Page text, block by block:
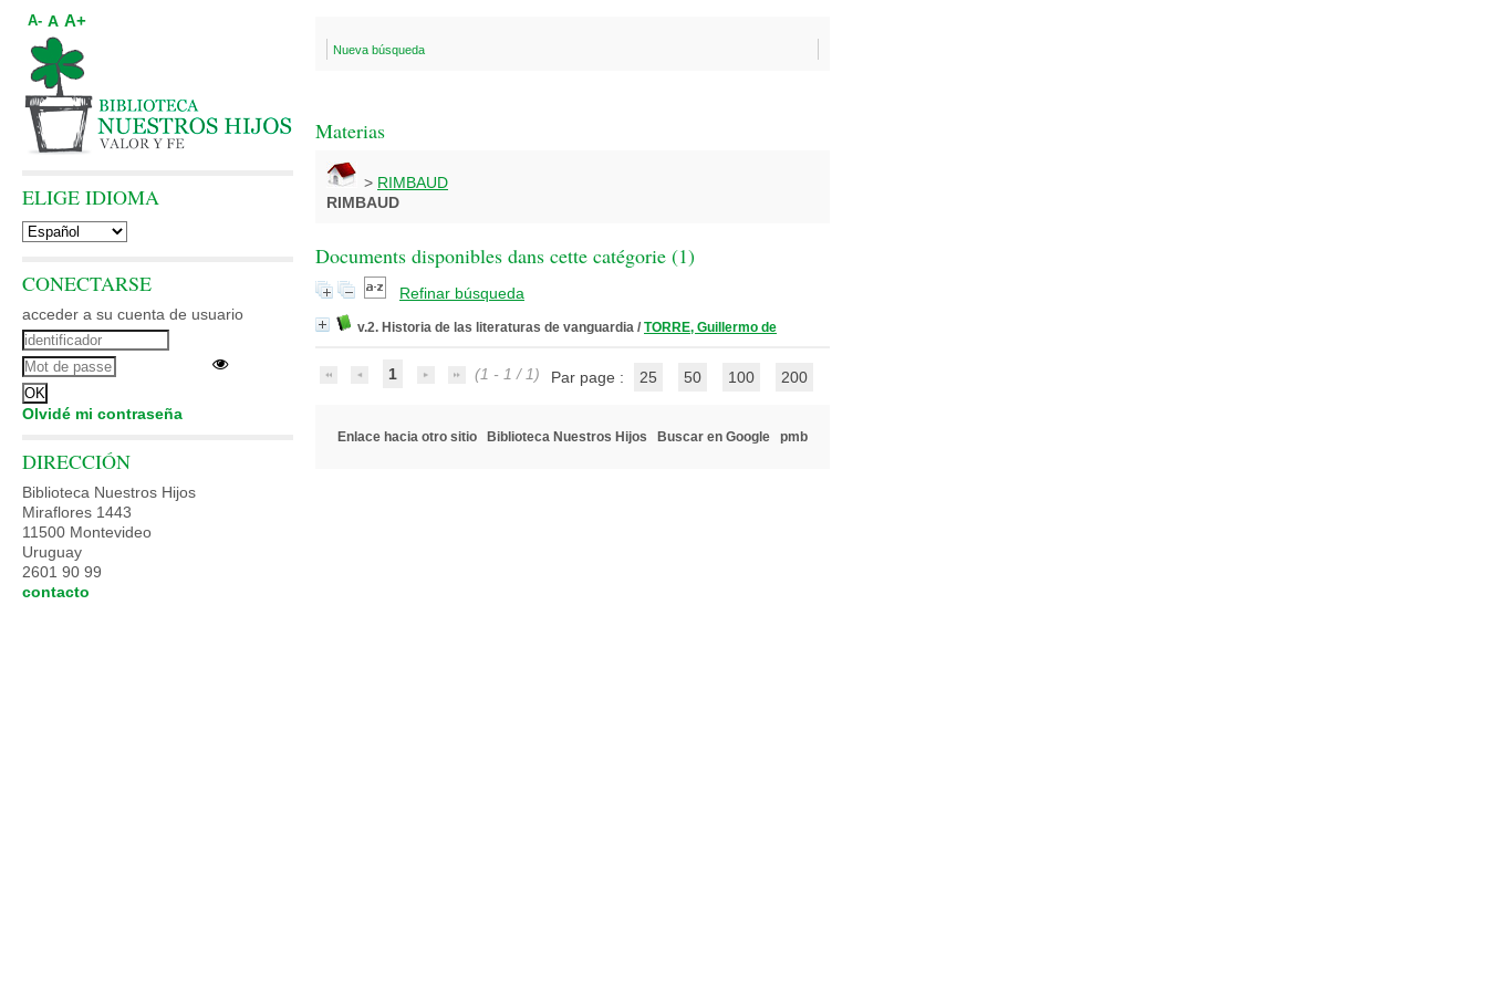
Nueva búsqueda
Materias
> RIMBAUD
RIMBAUD
Documents disponibles dans cette catégorie (1)
Refinar búsqueda
v.2. Historia de las literaturas de vanguardia / TORRE, Guillermo de
1 (1 - 1 / 1) Par page : 25 50 100 200
Enlace hacia otro sitio Biblioteca Nuestros Hijos Buscar en Google pmb
A- A A+
ELIGE IDIOMA
CONECTARSE
acceder a su cuenta de usuario
Olvidé mi contraseña
DIRECCIÓN
Biblioteca Nuestros Hijos
Miraflores 1443
11500 Montevideo
Uruguay
2601 90 99
contacto